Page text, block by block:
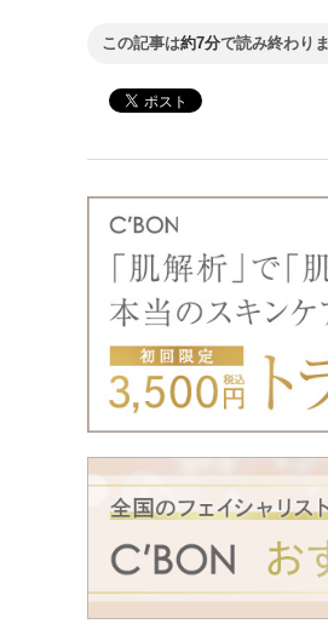
この記事は約7分で読み終わりま